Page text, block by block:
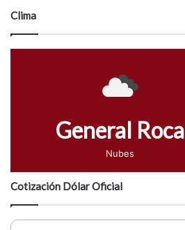
Clima
General Roca
Nubes
Cotización Dólar Oficial